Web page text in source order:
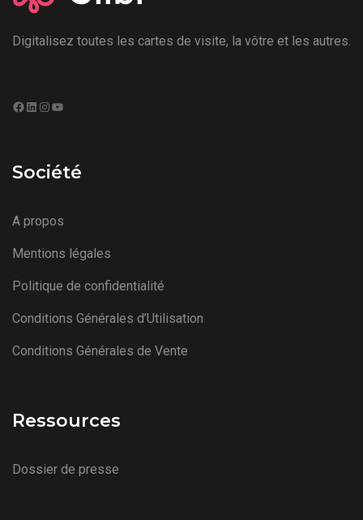
Digitalisez toutes les cartes de visite, la vôtre et les autres.
Facebook
LinkedIn
Instagram
Société
A propos
Mentions légales
Politique de confidentialité
Conditions Générales d’Utilisation
Conditions Générales de Vente
Ressources
Dossier de presse